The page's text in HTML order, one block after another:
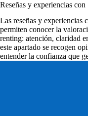
Reseñas y experiencias
Las reseñas y experiencias
permiten conocer la
renting: atención, claridad
este apartado se recogen
entender la confianza que